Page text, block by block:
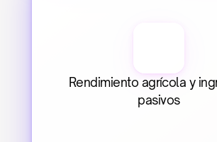
Rendimiento agrícola y
pasivos